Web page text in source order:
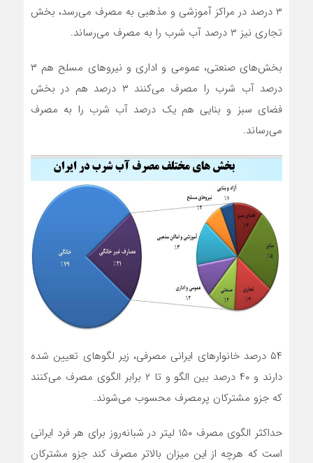
۳ درصد در مراکز آموزشی و مذهبی به مصرف می‌رسد، بخش
تجاری نیز ۳ درصد آب شرب را به مصرف می‌رساند.
بخش‌های صنعتی، عمومی و اداری و نیروهای مسلح هم ۳
درصد آب شرب را مصرف می‌کنند ۳ درصد هم در بخش
فضای سبز و بنایی هم یک درصد آب شرب را به مصرف
می‌رساند.
۵۴ درصد خانوارهای ایرانی مصرفی، زیر لگوهای تعیین شده
دارند و ۴۰ درصد بین الگو و تا ۲ برابر الگوی مصرف می‌کنند
که جزو مشترکان پرمصرف محسوب می‌شوند.
حداکثر الگوی مصرف ۱۵۰ لیتر در شبانه‌روز برای هر فرد ایرانی
است که هرچه از این میزان بالاتر مصرف کند جزو مشترکان